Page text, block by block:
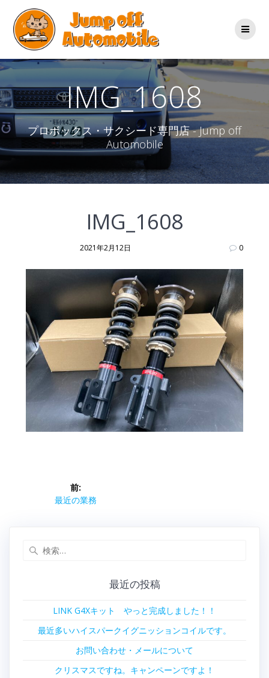
ン
テ
ン
ツ
ス
キ
ッ
プ
IMG_1608
プロボックス・サクシード専門店 - Jump off
Automobile
IMG_1608
2021年2月12日 0
ビ
前:
前
最近の業務
最近の投稿
LINK G4Xキット やっと完成しました！！
最近多いハイスパークイグニッションコイルです。
お問い合わせ・メールについて
クリスマスですね。キャンペーンですよ！